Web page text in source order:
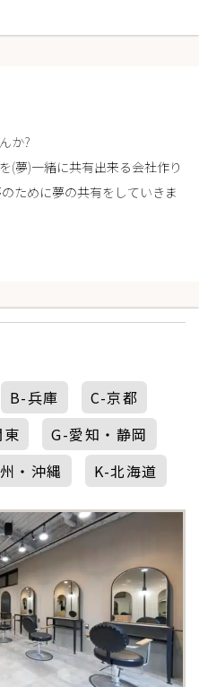
か?
(夢)一緒に共有出来る会社作り
ために夢の共有をしていきま
B-兵庫
C-京都
G-愛知・静岡
・沖縄 K-北海道